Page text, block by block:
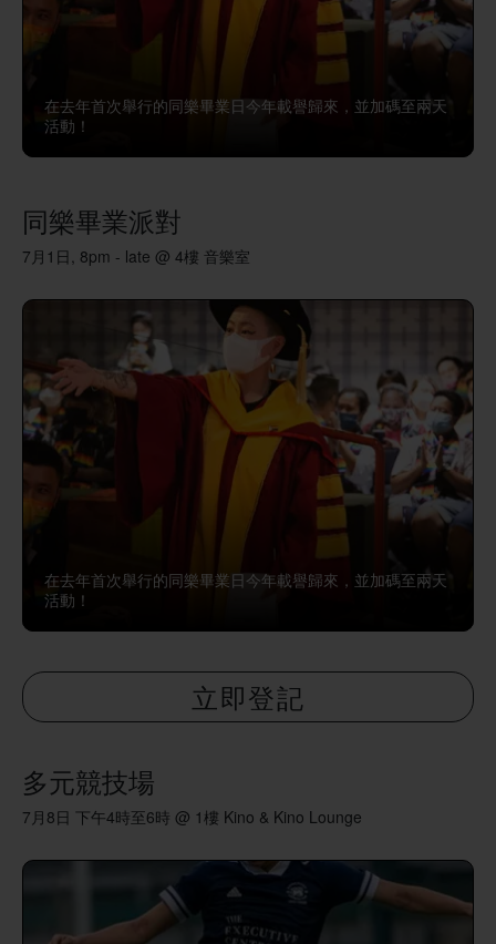
在去年首次舉行的同樂畢業日今年載譽歸來，並加碼至兩天
活動！
同樂畢業派對
7月1日, 8pm - late @ 4樓 音樂室
在去年首次舉行的同樂畢業日今年載譽歸來，並加碼至兩天
活動！
立即登記
多元競技場
7月8日 下午4時至6時 @ 1樓 Kino & Kino Lounge